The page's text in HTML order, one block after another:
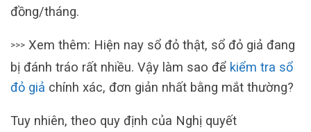
đồng/tháng.
>>> Xem thêm: Hiện nay sổ đỏ thật, sổ đỏ giả đang
bị đánh tráo rất nhiều. Vậy làm sao để kiểm tra sổ
đỏ giả chính xác, đơn giản nhất bằng mắt thường?
Tuy nhiên, theo quy định của Nghị quyết